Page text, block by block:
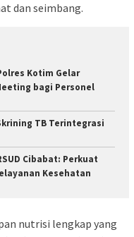
dan seimbang.
Kotim Gelar
bagi Personel
TB Terintegrasi
Cibabat: Perkuat
Kesehatan
nutrisi lengkap yang